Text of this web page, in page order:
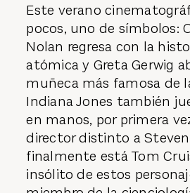
Este verano
pocos, uno de símbolos:
Nolan regresa con la
atómica y Greta Gerwig
muñeca más famosa de
Indiana Jones también
en manos, por primera
director distinto a Steven
finalmente está Tom
insólito de estos